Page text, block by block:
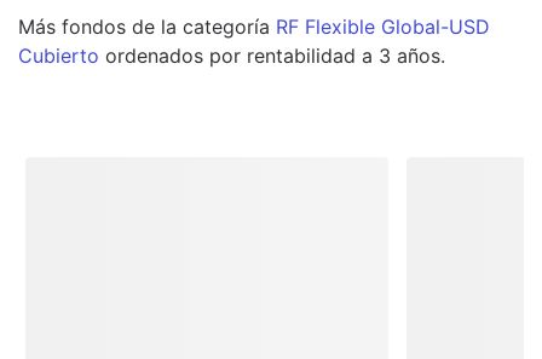
Más fondos de la categoría RF Flexible Global-USD
Cubierto ordenados por rentabilidad a 3 años.